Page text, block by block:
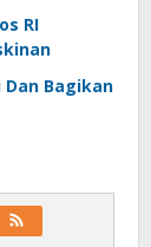
RI
Dan Bagikan